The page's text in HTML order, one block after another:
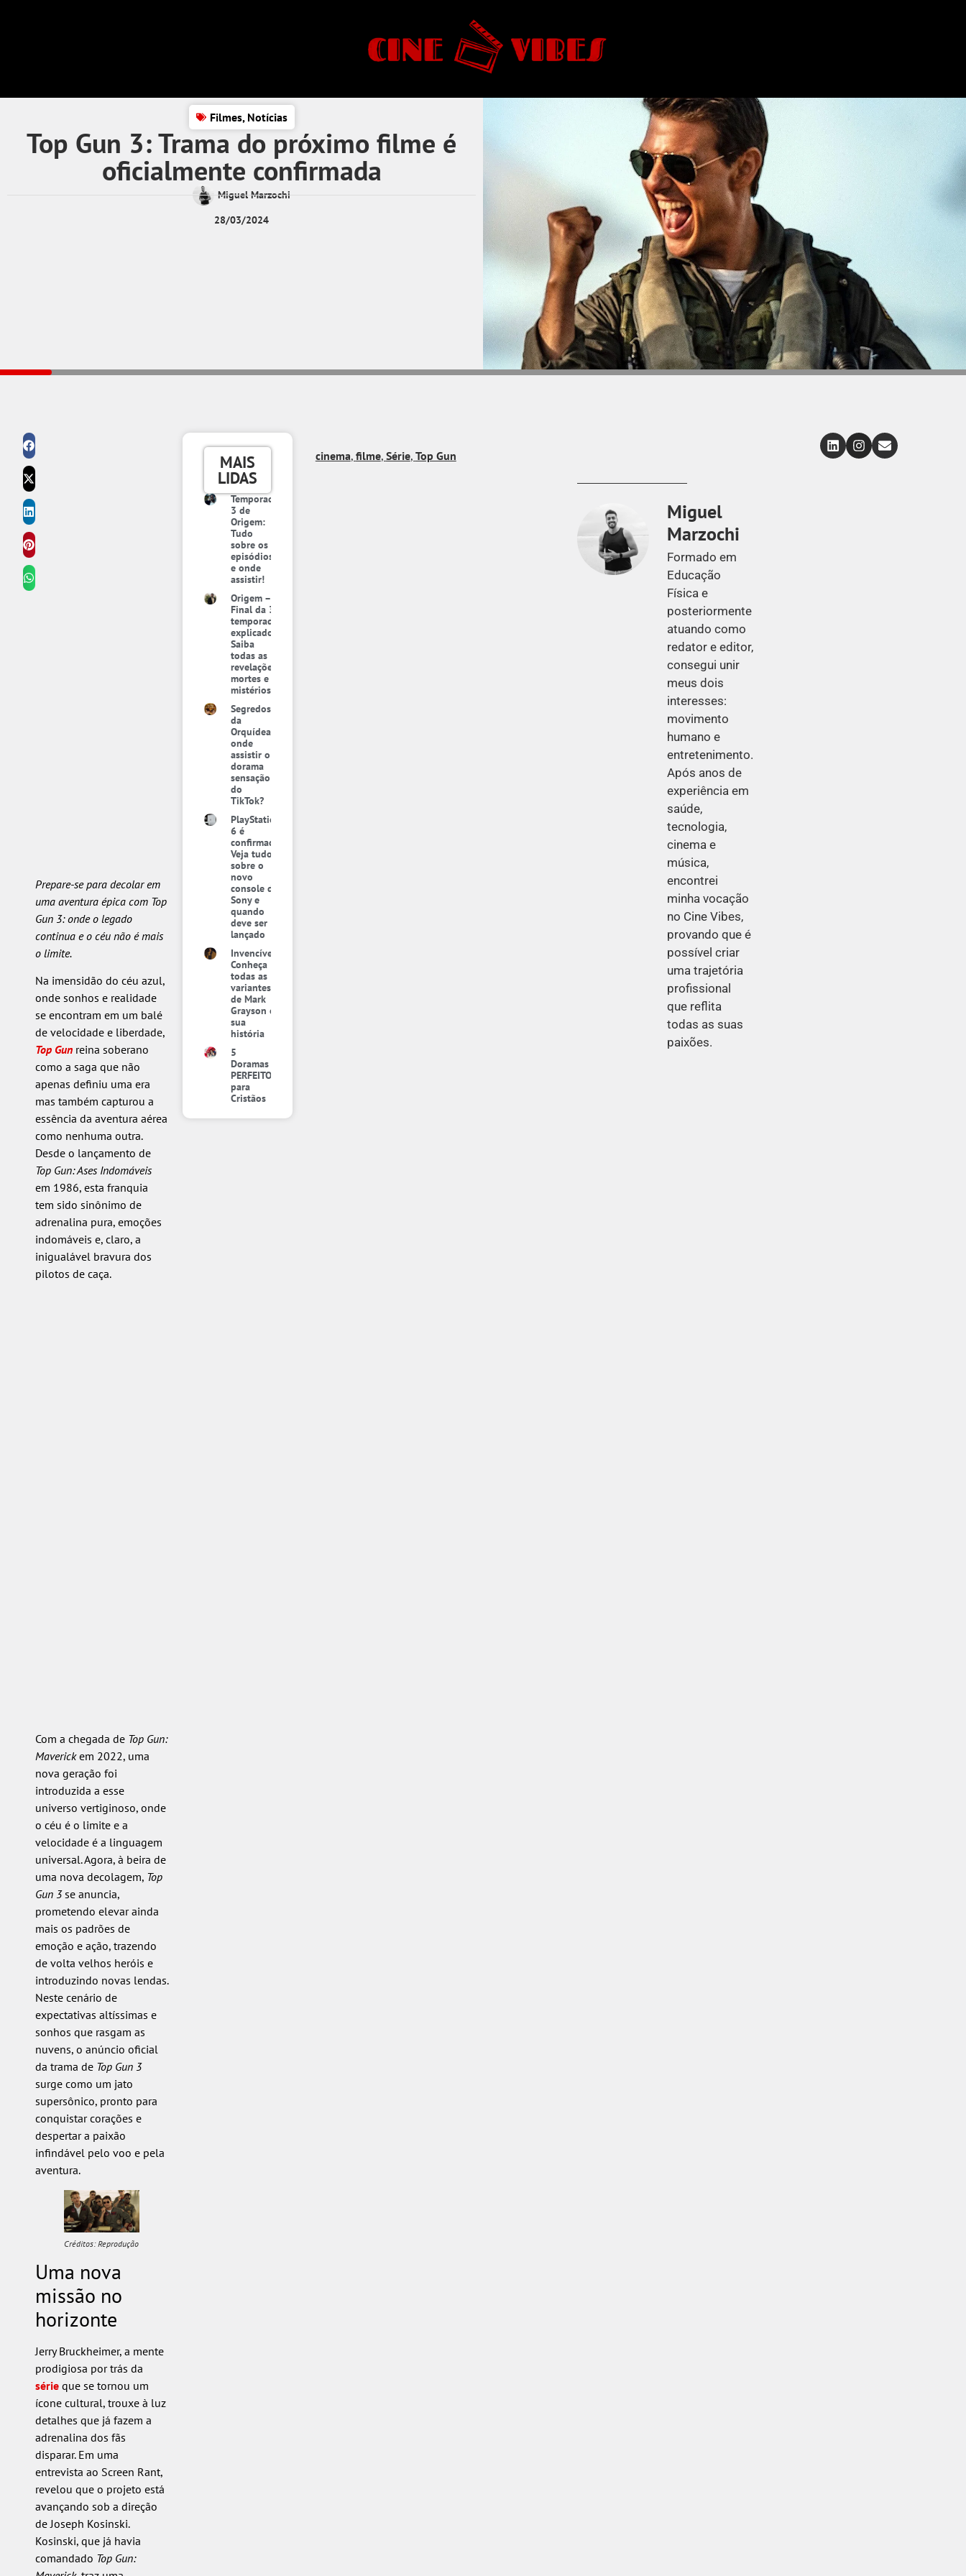
Filmes, Notícias
Top Gun 3: Trama do próximo filme é
oficialmente confirmada
Miguel Marzochi
28/03/2024
Prepare-se para decolar em
uma aventura épica com Top
Gun 3: onde o legado
continua e o céu não é mais
o limite.
Na imensidão do céu azul,
onde sonhos e realidade
se encontram em um balé
de velocidade e liberdade,
Top Gunreina soberano
como a saga que não
apenas definiu uma era
mas também capturou a
essência da aventura aérea
como nenhuma outra.
Desde o lançamento de
Top Gun: Ases Indomáveis
em 1986, esta franquia
tem sido sinônimo de
adrenalina pura, emoções
indomáveis e, claro, a
inigualável bravura dos
pilotos de caça.
Com a chegada de Top Gun:
Maverickem 2022, uma
nova geração foi
introduzida a esse
universo vertiginoso, onde
o céu é o limite e a
velocidade é a linguagem
universal. Agora, à beira de
uma nova decolagem, Top
Gun 3se anuncia,
prometendo elevar ainda
mais os padrões de
emoção e ação, trazendo
de volta velhos heróis e
introduzindo novas lendas.
Neste cenário de
expectativas altíssimas e
sonhos que rasgam as
nuvens, o anúncio oficial
da trama de Top Gun 3
surge como um jato
supersônico, pronto para
conquistar corações e
despertar a paixão
infindável pelo voo e pela
aventura.
Créditos: Reprodução
Uma nova
missão no
horizonte
Jerry Bruckheimer, a mente
prodigiosa por trás da
série que se tornou um
ícone cultural, trouxe à luz
detalhes que já fazem a
adrenalina dos fãs
disparar. Em uma
entrevista ao Screen Rant,
revelou que o projeto está
avançando sob a direção
de Joseph Kosinski.
Kosinski, que já havia
comandado Top Gun:
MAIS
LIDAS
Temporada
3 de
Origem:
Tudo
sobre os
episódios
e onde
assistir!
Origem –
Final da 3ª
temporada
explicado:
Saiba
todas as
revelações,
mortes e
mistérios
Segredos
da
Orquídea:
onde
assistir o
dorama
sensação
do
TikTok?
PlayStation
6 é
confirmado:
Veja tudo
sobre o
novo
console da
Sony e
quando
deve ser
lançado
Invencível:
Conheça
todas as
variantes
de Mark
Grayson e
sua
história
5
Doramas
PERFEITOS
para
Cristãos
cinema, filme, Série, Top Gun
Miguel
Marzochi
Formado em
Educação
Física e
posteriormente
atuando como
redator e editor,
consegui unir
meus dois
interesses:
movimento
humano e
entretenimento.
Após anos de
experiência em
saúde,
tecnologia,
cinema e
música,
encontrei
minha vocação
no Cine Vibes,
provando que é
possível criar
uma trajetória
profissional
que reflita
todas as suas
paixões.